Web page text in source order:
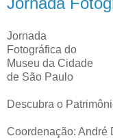
Jornada
Fotográfica do
Museu da Cidade
de São Paulo
Descubra o
Coordenação: André